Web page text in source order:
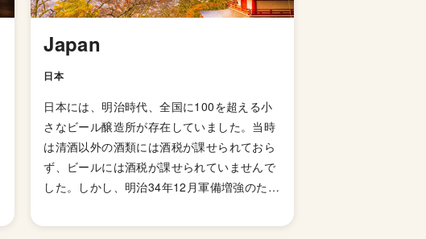
Japan
日本
日本には、明治時代、全国に100を超える小
さなビール醸造所が存在していました。当時
は清酒以外の酒類には酒税が課せられておら
ず、ビールには酒税が課せられていませんで
した。しかし、明治34年12月軍備増強のため
れることになり、資金力の弱い小さなビール